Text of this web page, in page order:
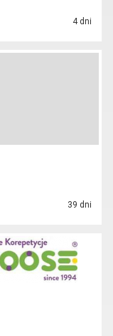
4 dni
39 dni